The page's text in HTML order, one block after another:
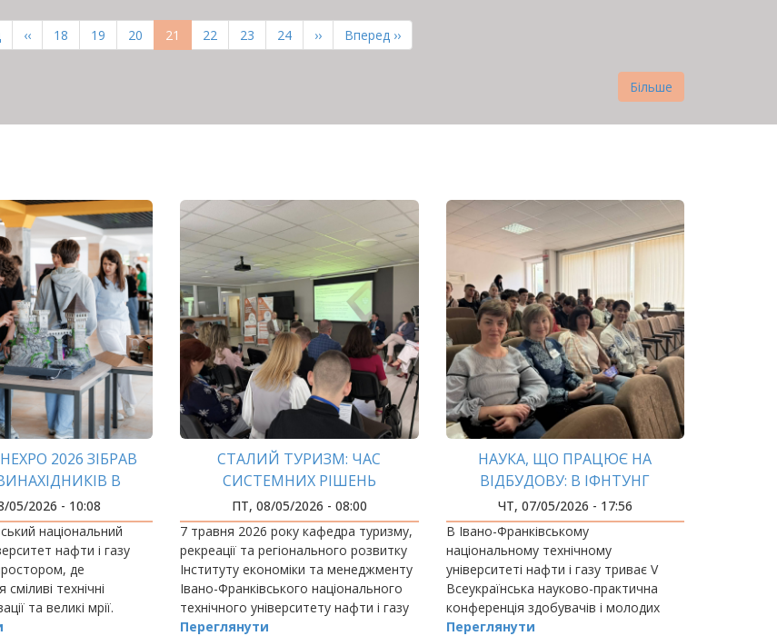
Попередня
сторінка
‹‹ Page
18 Page
19 Page
20
Поточна
сторінка
21 Page
22 Page
23 Page
24
Наступна
сторінка
››
Остання
сторінка
Вперед ››
Більше
2026 ЗІБРАВ
В
ІФНТУНГ
05/2026 - 10:08
національний
нафти і газу
де
технічні
та великі мрії.
СТАЛИЙ ТУРИЗМ: ЧАС
СИСТЕМНИХ РІШЕНЬ
ПТ, 08/05/2026 - 08:00
7 травня 2026 року кафедра туризму,
рекреації та регіонального розвитку
Інституту економіки та менеджменту
Івано-Франківського національного
технічного університету нафти і газу
провела Круглий стіл на тему «Сталий
Переглянути
НАУКА, ЩО ПРАЦЮЄ НА
ВІДБУДОВУ: В ІФНТУНГ
ОБ’ЄДНАЛИСЯ ЗАРАДИ
ЕКОЛОГІЧНОГО МАЙБУТНЬОГО
УКРАЇНИ
ЧТ, 07/05/2026 - 17:56
В Івано-Франківському
національному технічному
університеті нафти і газу триває V
Всеукраїнська науково-практична
конференція здобувачів і молодих
учених «Адаптація до глобальних змін
Переглянути